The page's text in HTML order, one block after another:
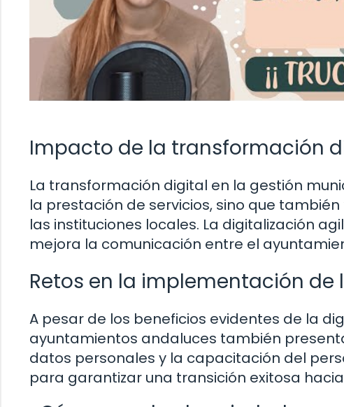
Impacto de la transformación
La transformación digital en la gestión
la prestación de servicios, sino que
las instituciones locales. La digitalización
mejora la comunicación entre el
Retos en la implementación
A pesar de los beneficios evidentes de la
ayuntamientos andaluces también
datos personales y la capacitación del
para garantizar una transición exitosa